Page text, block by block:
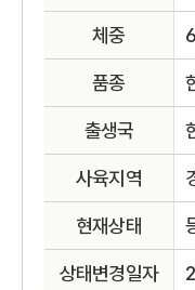
체중
품종
출생국
사육지역
현재상태
상태변경일자